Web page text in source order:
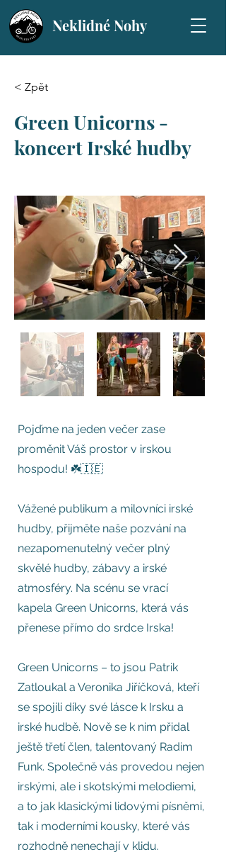
Neklidné Nohy
< Zpět
Green Unicorns -
koncert Irské hudby
Pojďme na jeden večer zase
proměnit Váš prostor v irskou
hospodu! ☘️🇮🇪
Vážené publikum a milovníci irské
hudby, přijměte naše pozvání na
nezapomenutelný večer plný
skvělé hudby, zábavy a irské
atmosféry. Na scénu se vrací
kapela Green Unicorns, která vás
přenese přímo do srdce Irska!
Green Unicorns – to jsou Patrik
Zatloukal a Veronika Jiříčková, kteří
se spojili díky své lásce k Irsku a
irské hudbě. Nově se k nim přidal
ještě třetí člen, talentovaný Radim
Funk. Společně vás provedou nejen
irskými, ale i skotskými melodiemi,
a to jak klasickými lidovými písněmi,
tak i moderními kousky, které vás
rozhodně nenechají v klidu.